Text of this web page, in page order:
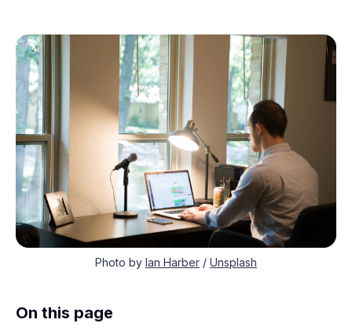
Photo by Ian Harber / Unsplash
On this page